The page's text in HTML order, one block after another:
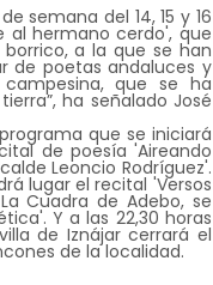
semana del 14, 15 y 16
al hermano cerdo', que
a la que se han
de poetas andaluces y
que se ha
ha señalado José
que se iniciará
de poesía 'Aireando
Leoncio Rodríguez'.
lugar el recital 'Versos
Cuadra de Adebo, se
Y a las 22,30 horas
de Iznájar cerrará el
de la localidad.